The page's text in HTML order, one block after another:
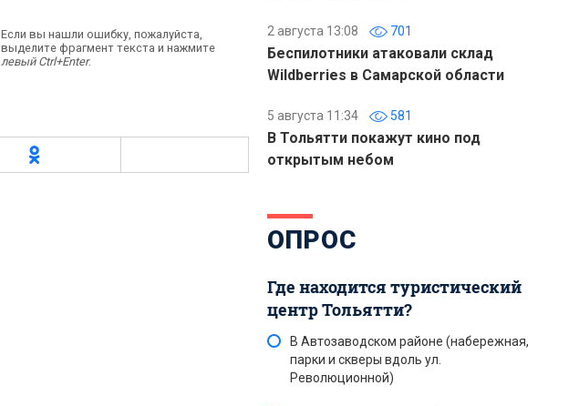
Если вы нашли ошибку, пожалуйста,
выделите фрагмент текста и нажмите
левый Ctrl+Enter.
2 августа 13:08 701
Беспилотники атаковали склад
Wildberries в Самарской области
5 августа 11:34 581
В Тольятти покажут кино под
открытым небом
ОПРОС
Где находится туристический
центр Тольятти?
В Автозаводском районе (набережная,
парки и скверы вдоль ул.
Революционной)